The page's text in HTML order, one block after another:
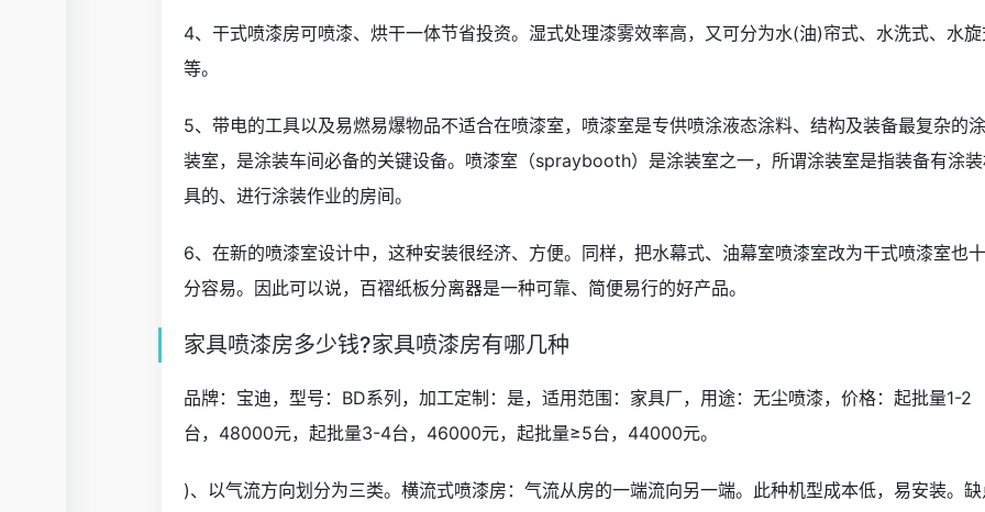
4、干式喷漆房可喷漆、烘干一体节省投资。湿式处理漆雾效率高，又可分为水(油)帘式、水洗式、水
等。
5、带电的工具以及易燃易爆物品不适合在喷漆室，喷漆室是专供喷涂液态涂料、结构及装备最复杂的涂
装室，是涂装车间必备的关键设备。喷漆室（spraybooth）是涂装室之一，所谓涂装室是指装备有涂
具的、进行涂装作业的房间。
6、在新的喷漆室设计中，这种安装很经济、方便。同样，把水幕式、油幕室喷漆室改为干式喷漆室也十
分容易。因此可以说，百褶纸板分离器是一种可靠、简便易行的好产品。
家具喷漆房多少钱?家具喷漆房有哪几种
品牌：宝迪，型号：BD系列，加工定制：是，适用范围：家具厂，用途：无尘喷漆，价格：起批量1-2
台，48000元，起批量3-4台，46000元，起批量≥5台，44000元。
)、以气流方向划分为三类。横流式喷漆房：气流从房的一端流向另一端。此种机型成本低，易安装。缺